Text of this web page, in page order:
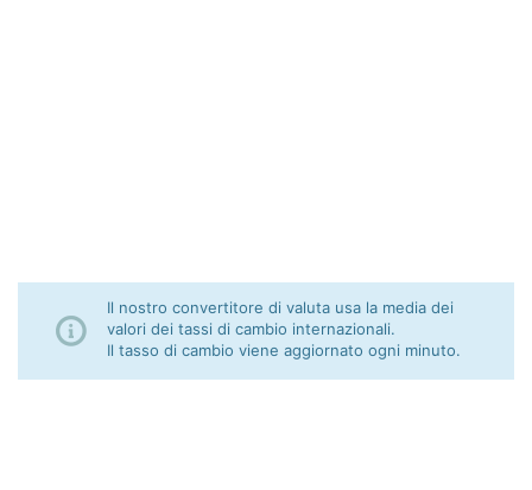
Il nostro convertitore di valuta usa la media dei
valori dei tassi di cambio internazionali.
Il tasso di cambio viene aggiornato ogni minuto.